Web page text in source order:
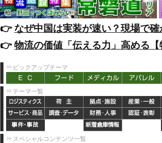
👉️なぜ中国は実装が速い？現場で
👉️物流の価値「伝える力」高める
ピックアップテーマ
テーマ一覧
スペシャルコンテンツ一覧